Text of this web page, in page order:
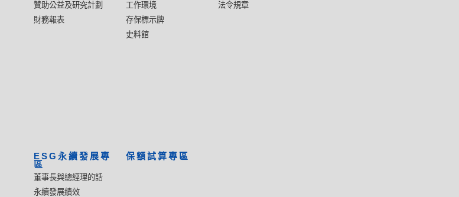
贊助公益及研究計劃
財務報表
工作環境
存保標示牌
史料館
法令規章
ESG永續發展專
區
董事長與總經理的話
永續發展績效
保額試算專區